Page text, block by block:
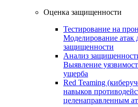
Оценка защищенности
Тестирование на
Моделирование атак
защищенности
Анализ
Выявление
ущерба
Red Teaming
навыков
целенаправленным